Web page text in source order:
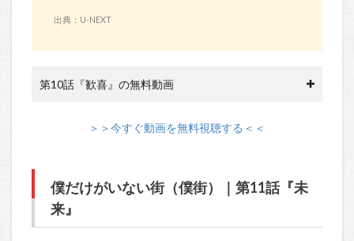
出典：U-NEXT
第10話『歓喜』の無料動画
＞＞今すぐ動画を無料視聴する＜＜
僕だけがいない街（僕街）｜第11話『未
来』